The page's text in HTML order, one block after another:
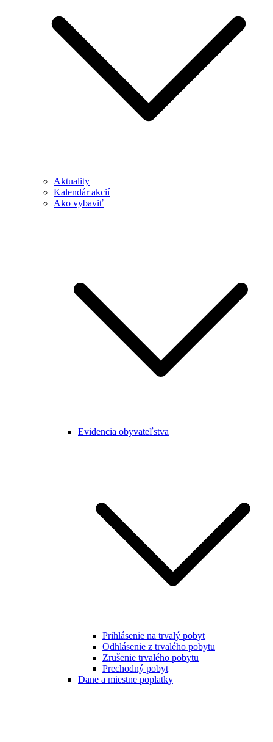
Aktuality
Kalendár akcií
Ako vybaviť
Evidencia obyvateľstva
Prihlásenie na trvalý pobyt
Odhlásenie z trvalého pobytu
Zrušenie trvalého pobytu
Prechodný pobyt
Dane a miestne poplatky